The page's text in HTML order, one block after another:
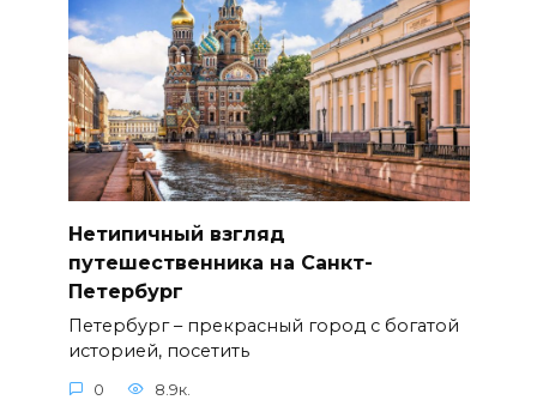
Нетипичный взгляд
путешественника на Санкт-
Петербург
Петербург – прекрасный город с богатой
историей, посетить
0 8.9к.